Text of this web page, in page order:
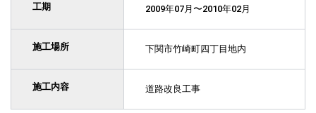
工期 2009年07月〜2010年02月
施工場所 下関市竹崎町四丁目地内
施工内容 道路改良工事